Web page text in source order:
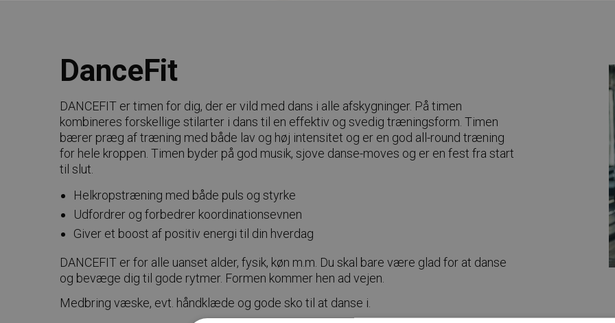
DanceFit
DANCEFIT er timen for dig, der er vild med dans i alle afskygninger. På timen
kombineres forskellige stilarter i dans til en effektiv og svedig træningsform. Timen
bærer præg af træning med både lav og høj intensitet og er en god all-round træning
for hele kroppen. Timen byder på god musik, sjove danse-moves og er en fest fra start
til slut.
Helkropstræning med både puls og styrke
Udfordrer og forbedrer koordinationsevnen
Giver et boost af positiv energi til din hverdag
DANCEFIT er for alle uanset alder, fysik, køn m.m. Du skal bare være glad for at danse
og bevæge dig til gode rytmer. Formen kommer hen ad vejen.
Medbring væske, evt. håndklæde og gode sko til at danse i.